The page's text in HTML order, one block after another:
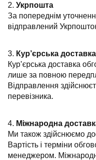
2. Укрпошта
За попереднім
відправлений
3. Кур’єрська
Кур’єрська доставка
лише за повною
Відправлення
перевізника.
4. Міжнародна
Ми також здійснюємо
Вартість і терміни
менеджером.